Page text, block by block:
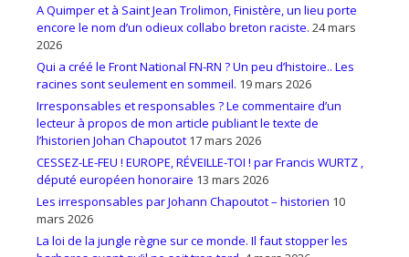
A Quimper et à Saint Jean Trolimon, Finistère, un lieu porte
encore le nom d’un odieux collabo breton raciste. 24 mars
2026
Qui a créé le Front National FN-RN ? Un peu d’histoire.. Les
racines sont seulement en sommeil. 19 mars 2026
Irresponsables et responsables ? Le commentaire d’un
lecteur à propos de mon article publiant le texte de
l’historien Johan Chapoutot 17 mars 2026
CESSEZ-LE-FEU ! EUROPE, RÉVEILLE-TOI ! par Francis WURTZ ,
député européen honoraire 13 mars 2026
Les irresponsables par Johann Chapoutot – historien 10
mars 2026
La loi de la jungle règne sur ce monde. Il faut stopper les